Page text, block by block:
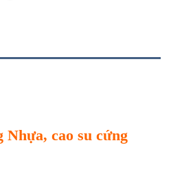
Nhựa, cao su cứng